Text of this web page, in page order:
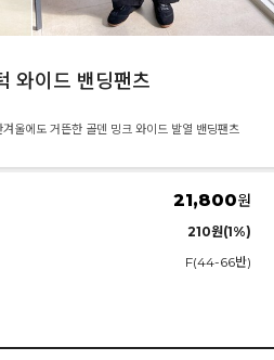
와이드 밴딩팬츠
울에도 거뜬한 골덴 밍크 와이드 발열 밴딩팬츠
21,800원
210원(1%)
F(44-66반)